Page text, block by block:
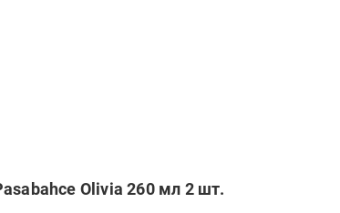
Olivia 260 мл 2 шт.